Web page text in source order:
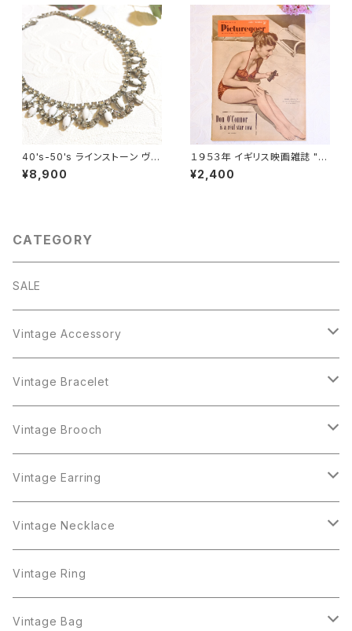
40's-50's ラインストーン ヴィ
¥8,900
１９５３年 イギリス映画雑誌 " P
icturegoer " ７月４日号 [OV-
21]
¥2,400
CATEGORY
SALE
Vintage Accessory
Bracelet
Crown Trifari
Monet
Brooch
AAi
AJC
Earring
ART
AVON
Necklace
AVON
Monet
Ring
AVON
Vintage Bracelet
Crown Trifari
Monet
Trifari
West Germany
Sarah Coventry
Vintage Brooch
AAi
AJC
Alice Caviness
ALPACA MEXICO
Vintage Earring
ART
AVON
Coro
Vintage Necklace
AVON
Coro
Vintage Ring
Vintage Bag